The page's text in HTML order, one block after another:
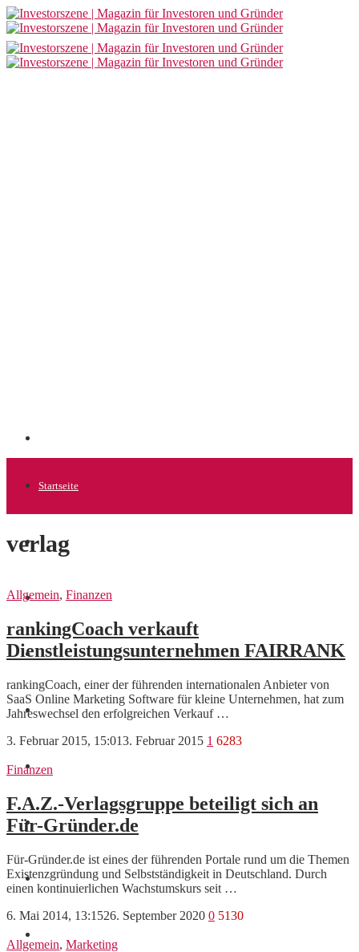
Startseite
Allgemein
Startups
News
Finanzen
Marketing
Interviews
Videos
verlag
Allgemein, Finanzen
rankingCoach verkauft
Dienstleistungsunternehmen FAIRRANK
rankingCoach, einer der führenden internationalen Anbieter von
SaaS Online Marketing Software für kleine Unternehmen, hat zum
Jahreswechsel den erfolgreichen Verkauf …
3. Februar 2015, 15:013. Februar 2015 1 6283
Finanzen
F.A.Z.-Verlagsgruppe beteiligt sich an
Für-Gründer.de
Für-Gründer.de ist eines der führenden Portale rund um die Themen
Existenzgründung und Selbstständigkeit in Deutschland. Durch
einen kontinuierlichen Wachstumskurs seit …
6. Mai 2014, 13:1526. September 2020 0 5130
Allgemein, Marketing